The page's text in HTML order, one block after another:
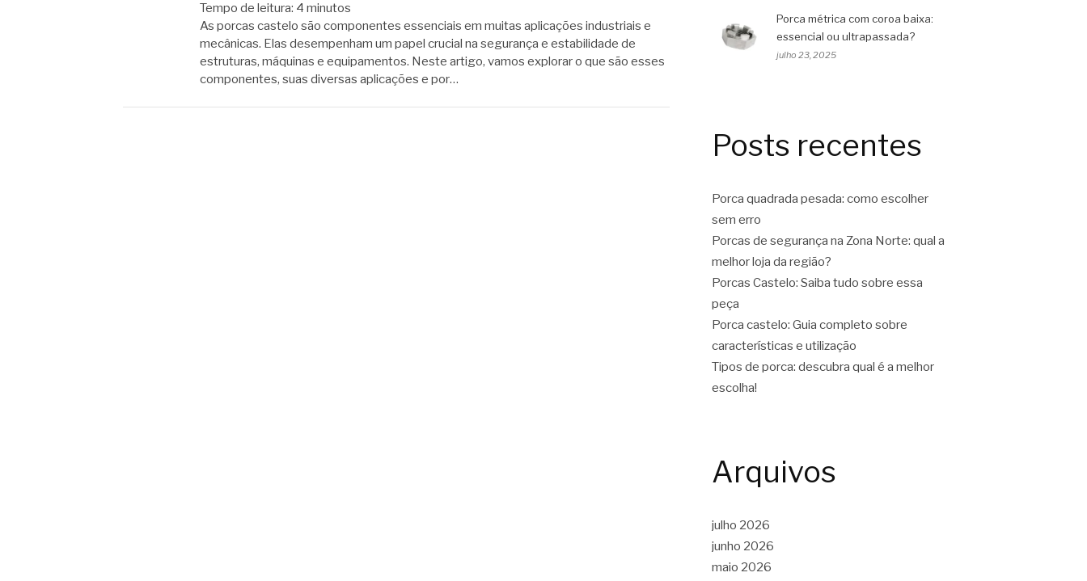
Tempo de leitura: 4 minutos
As porcas castelo são componentes essenciais em muitas aplicações industriais e
mecânicas. Elas desempenham um papel crucial na segurança e estabilidade de
estruturas, máquinas e equipamentos. Neste artigo, vamos explorar o que são esses
componentes, suas diversas aplicações e por…
Porca métrica com coroa baixa:
essencial ou ultrapassada?
julho 23, 2025
Posts recentes
Porca quadrada pesada: como escolher
sem erro
Porcas de segurança na Zona Norte: qual a
melhor loja da região?
Porcas Castelo: Saiba tudo sobre essa
peça
Porca castelo: Guia completo sobre
características e utilização
Tipos de porca: descubra qual é a melhor
escolha!
Arquivos
julho 2026
junho 2026
maio 2026